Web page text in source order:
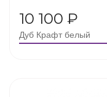
10 100 ₽